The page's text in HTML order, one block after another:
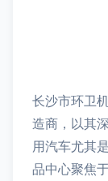
长沙市环卫
造商，以其
用汽车尤其
品中心聚焦